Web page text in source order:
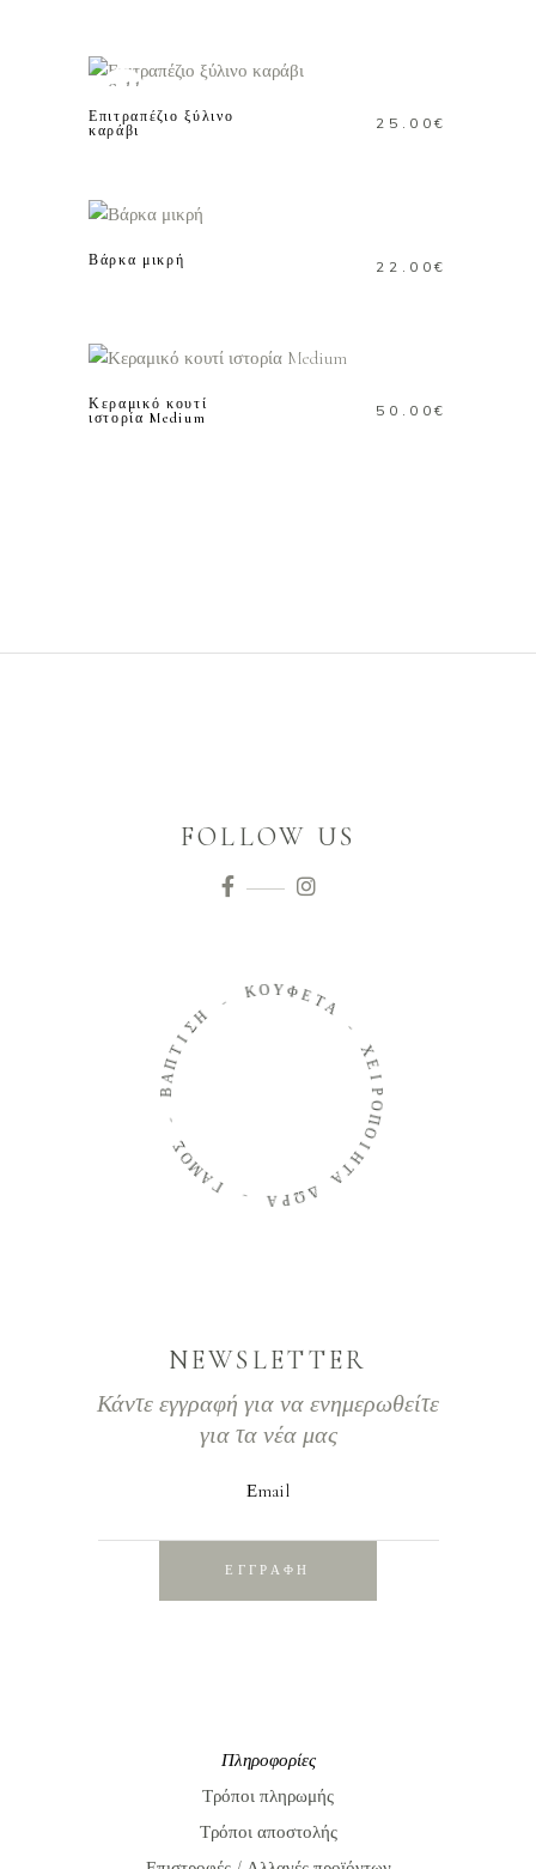
Sold
Επιτραπέζιο ξύλινο
καράβι
25.00€
Βάρκα μικρή 22.00€
Κεραμικό κουτί
ιστορία Medium
50.00€
FOLLOW US
Γ
Α
Μ
Ο
Σ
Β
Α
Π
Τ
Ι
Σ
Η
- ΚΟΥΦΕΤΑ
-
Χ
Ε
Ρ
Ο
Π
Ο
Ι
Η
Τ
Α
Δ
Ω
Ρ
Α
-
NEWSLETTER
Κάντε εγγραφή για να ενημερωθείτε
για τα νέα μας
Εmail
ΕΓΓΡΑΦΗ
Πληροφορίες
Τρόποι πληρωμής
Τρόποι αποστολής